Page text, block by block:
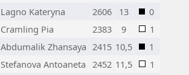
Lagno Kateryna 2606 13
0
Cramling Pia 2383 9
1
Abdumalik Zhansaya 2415 10,5
1
Stefanova Antoaneta 2452 11,5
1